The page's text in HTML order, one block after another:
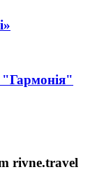
"Гармонія"
rivne.travel